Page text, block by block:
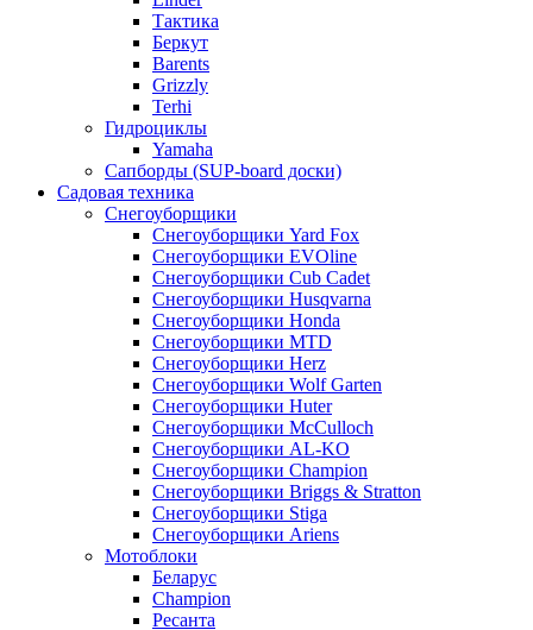
Тактика
Беркут
Barents
Grizzly
Terhi
Гидроциклы
Yamaha
Сапборды (SUP-board доски)
Садовая техника
Снегоуборщики
Снегоуборщики Yard Fox
Снегоуборщики EVOline
Снегоуборщики Cub Cadet
Снегоуборщики Husqvarna
Снегоуборщики Honda
Снегоуборщики MTD
Снегоуборщики Herz
Снегоуборщики Wolf Garten
Снегоуборщики Huter
Снегоуборщики McCulloch
Снегоуборщики AL-KO
Снегоуборщики Champion
Снегоуборщики Briggs & Stratton
Снегоуборщики Stiga
Снегоуборщики Ariens
Мотоблоки
Беларус
Champion
Ресанта